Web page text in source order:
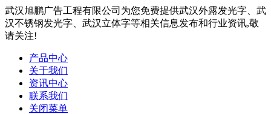
武汉旭鹏广告工程有限公司为您免费提供武汉外露发光字、武
汉不锈钢发光字、武汉立体字等相关信息发布和行业资讯,敬
请关注!
产品中心
关于我们
资讯中心
联系我们
关闭菜单